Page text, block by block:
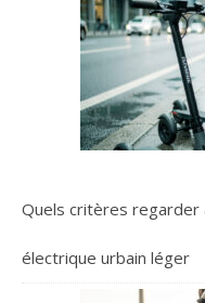
Quels critères regarder
électrique urbain léger